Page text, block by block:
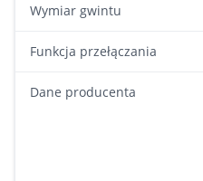
Wymiar gwintu
Funkcja przełączania
Dane producenta